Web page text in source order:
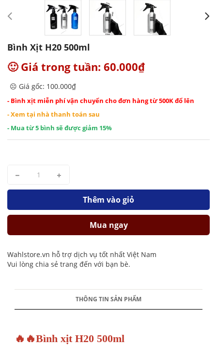
Bình Xịt H20 500ml
🙂 Giá trong tuần: 60.000₫
☹️ Giá gốc: 100.000₫
- Bình xịt miễn phí vận chuyển cho đơn hàng từ 500K đổ lên
- Xem tại nhà thanh toán sau
- Mua từ 5 bình sẽ được giảm 15%
Thêm vào giỏ
Mua ngay
Wahlstore.vn hỗ trợ dịch vụ tốt nhất Việt Nam
Vui lòng chia sẻ trang đến với bạn bè.
THÔNG TIN SẢN PHẨM
🔥🔥Bình xịt H20 500ml